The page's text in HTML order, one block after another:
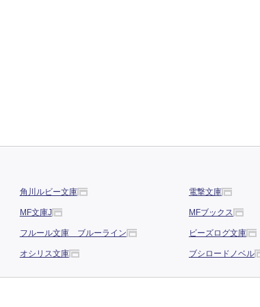
角川ルビー文庫 電撃文庫
MF文庫J MFブックス
フルール文庫 ブルーライン ビーズログ文庫
オシリス文庫 ブシロードノベル